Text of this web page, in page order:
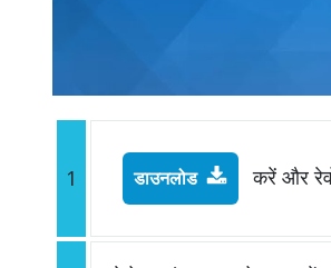
1 डाउनलोड करें और